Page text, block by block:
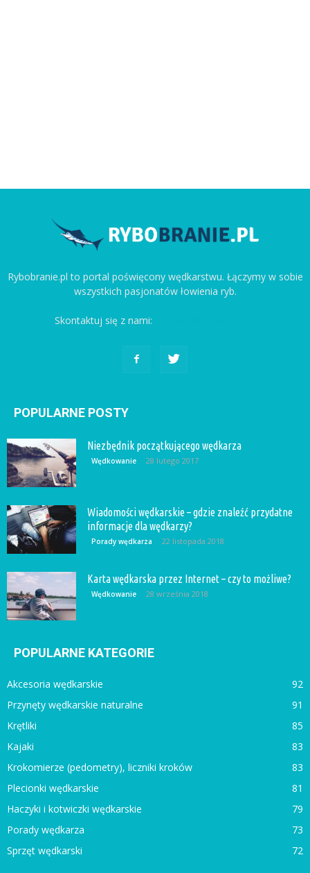
Rybobranie.pl to portal poświęcony wędkarstwu. Łączymy w sobie
wszystkich pasjonatów łowienia ryb.
Skontaktuj się z nami:
POPULARNE POSTY
Niezbędnik początkującego wędkarza
Wędkowanie 28 lutego 2017
Wiadomości wędkarskie – gdzie znaleźć przydatne
informacje dla wędkarzy?
Porady wędkarza 22 listopada 2018
Karta wędkarska przez Internet – czy to możliwe?
Wędkowanie 28 września 2018
POPULARNE KATEGORIE
Akcesoria wędkarskie
92
Przynęty wędkarskie naturalne
91
Krętliki
85
Kajaki
83
Krokomierze (pedometry), liczniki kroków
83
Plecionki wędkarskie
81
Haczyki i kotwiczki wędkarskie
79
Porady wędkarza
73
Sprzęt wędkarski
72